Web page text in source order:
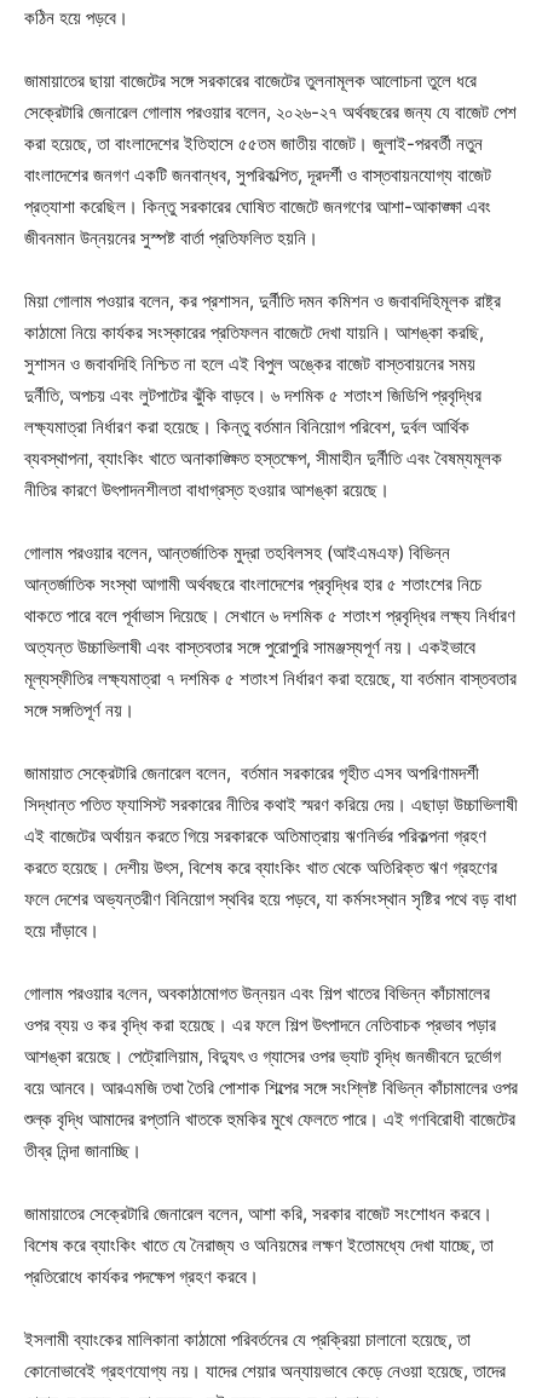
কঠিন হয়ে পড়বে।
জামায়াতের ছায়া বাজেটের সঙ্গে সরকারের বাজেটের তুলনামূলক আলোচনা তুলে ধরে
সেক্রেটারি জেনারেল গোলাম পরওয়ার বলেন, ২০২৬-২৭ অর্থবছরের জন্য যে বাজেট পেশ
করা হয়েছে, তা বাংলাদেশের ইতিহাসে ৫৫তম জাতীয় বাজেট। জুলাই-পরবর্তী নতুন
বাংলাদেশের জনগণ একটি জনবান্ধব, সুপরিকল্পিত, দূরদর্শী ও বাস্তবায়নযোগ্য বাজেট
প্রত্যাশা করেছিল। কিন্তু সরকারের ঘোষিত বাজেটে জনগণের আশা-আকাঙ্ক্ষা এবং
জীবনমান উন্নয়নের সুস্পষ্ট বার্তা প্রতিফলিত হয়নি।
মিয়া গোলাম পওয়ার বলেন, কর প্রশাসন, দুর্নীতি দমন কমিশন ও জবাবদিহিমূলক রাষ্ট্র
কাঠামো নিয়ে কার্যকর সংস্কারের প্রতিফলন বাজেটে দেখা যায়নি। আশঙ্কা করছি,
সুশাসন ও জবাবদিহি নিশ্চিত না হলে এই বিপুল অঙ্কের বাজেট বাস্তবায়নের সময়
দুর্নীতি, অপচয় এবং লুটপাটের ঝুঁকি বাড়বে। ৬ দশ‌মিক ৫ শতাংশ জিডিপি প্রবৃদ্ধির
লক্ষ্যমাত্রা নির্ধারণ করা হয়েছে। কিন্তু বর্তমান বিনিয়োগ পরিবেশ, দুর্বল আর্থিক
ব্যবস্থাপনা, ব্যাংকিং খাতে অনাকাঙ্ক্ষিত হস্তক্ষেপ, সীমাহীন দুর্নীতি এবং বৈষম্যমূলক
নীতির কারণে উৎপাদনশীলতা বাধাগ্রস্ত হওয়ার আশঙ্কা রয়েছে।
গোলাম পরওয়ার বলেন, আন্তর্জাতিক মুদ্রা তহবিলসহ (আইএমএফ) বিভিন্ন
আন্তর্জাতিক সংস্থা আগামী অর্থবছরে বাংলাদেশের প্রবৃদ্ধির হার ৫ শতাংশের নিচে
থাকতে পারে বলে পূর্বাভাস দিয়েছে। সেখানে ৬ দশ‌মিক ৫ শতাংশ প্রবৃদ্ধির লক্ষ্য নির্ধারণ
অত্যন্ত উচ্চাভিলাষী এবং বাস্তবতার সঙ্গে পুরোপুরি সামঞ্জস্যপূর্ণ নয়। একইভাবে
মূল্যস্ফীতির লক্ষ্যমাত্রা ৭ দশ‌মিক ৫ শতাংশ নির্ধারণ করা হয়েছে, যা বর্তমান বাস্তবতার
সঙ্গে সঙ্গতিপূর্ণ নয়।
জামায়াত সেক্রেটারি জেনারেল বলেন, বর্তমান সরকারের গৃহীত এসব অপরিণামদর্শী
সিদ্ধান্ত পতিত ফ্যাসিস্ট সরকারের নীতির কথাই স্মরণ করিয়ে দেয়। এছাড়া উচ্চাভিলাষী
এই বাজেটের অর্থায়ন করতে গিয়ে সরকারকে অতিমাত্রায় ঋণনির্ভর পরিকল্পনা গ্রহণ
করতে হয়েছে। দেশীয় উৎস, বিশেষ করে ব্যাংকিং খাত থেকে অতিরিক্ত ঋণ গ্রহণের
ফলে দেশের অভ্যন্তরীণ বিনিয়োগ স্থবির হয়ে পড়বে, যা কর্মসংস্থান সৃষ্টির পথে বড় বাধা
হয়ে দাঁড়াবে।
গোলাম পরওয়ার ব‌লেন, অবকাঠামোগত উন্নয়ন এবং শিল্প খাতের বিভিন্ন কাঁচামালের
ওপর ব্যয় ও কর বৃদ্ধি করা হয়েছে। এর ফলে শিল্প উৎপাদনে নেতিবাচক প্রভাব পড়ার
আশঙ্কা রয়েছে। পেট্রোলিয়াম, বিদ্যুৎ ও গ্যাসের ওপর ভ্যাট বৃদ্ধি জনজীবনে দুর্ভোগ
বয়ে আনবে। আরএমজি তথা তৈরি পোশাক শিল্পের সঙ্গে সংশ্লিষ্ট বিভিন্ন কাঁচামালের ওপর
শুল্ক বৃদ্ধি আমাদের রপ্তানি খাতকে হুমকির মুখে ফেলতে পারে। এই গণবিরোধী বাজেটের
তীব্র নিন্দা জানাচ্ছি।
জামায়াতের সেক্রেটারি জেনারেল বলেন, আশা করি, সরকার বাজেট সংশোধন করবে।
বিশেষ করে ব্যাংকিং খাতে যে নৈরাজ্য ও অনিয়মের লক্ষণ ইতোমধ্যে দেখা যাচ্ছে, তা
প্রতিরোধে কার্যকর পদক্ষেপ গ্রহণ করবে।
ইসলামী ব্যাংকের মালিকানা কাঠামো পরিবর্তনের যে প্রক্রিয়া চালানো হয়েছে, তা
কোনোভাবেই গ্রহণযোগ্য নয়। যাদের শেয়ার অন্যায়ভাবে কেড়ে নেওয়া হয়েছে, তাদের